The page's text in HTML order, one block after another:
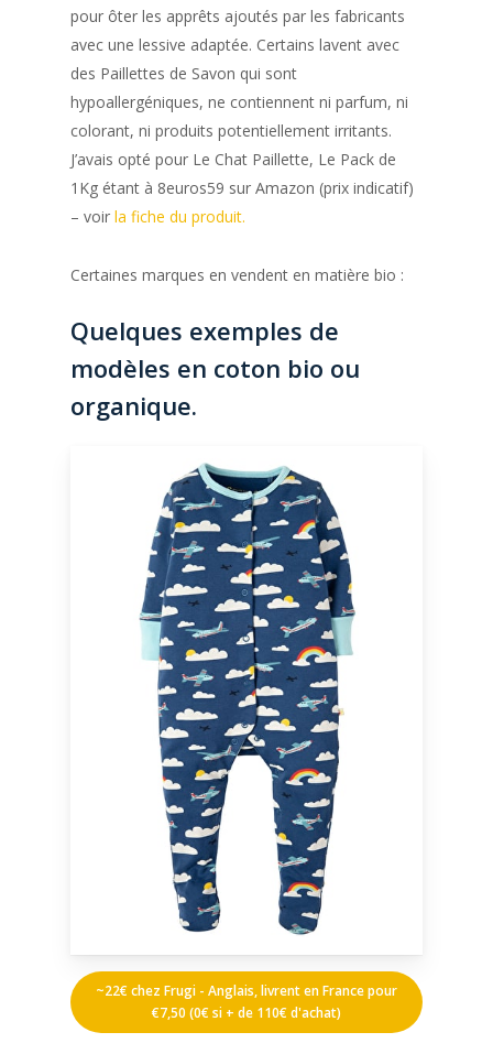
pour ôter les apprêts ajoutés par les fabricants
avec une lessive adaptée. Certains lavent avec
des Paillettes de Savon qui sont
hypoallergéniques, ne contiennent ni parfum, ni
colorant, ni produits potentiellement irritants.
J’avais opté pour Le Chat Paillette, Le Pack de
1Kg étant à 8euros59 sur Amazon (prix indicatif)
– voirla fiche du produit.
Certaines marques en vendent en matière bio :
Quelques exemples de
modèles en coton bio ou
organique.
~22€ chez Frugi - Anglais, livrent en France pour
€7,50 (0€ si + de 110€ d'achat)